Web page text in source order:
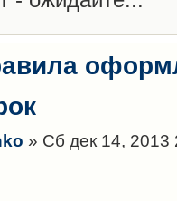
» Сб дек 14, 2013